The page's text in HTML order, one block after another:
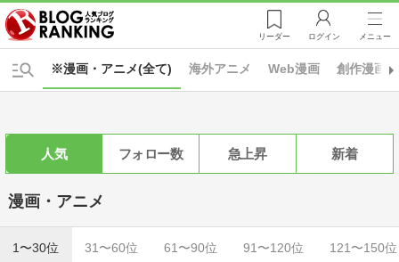
リーダー ログイン メニュー
※漫画・アニメ(全て) 海外アニメ Web漫画 創作漫画
人気 フォロー数 急上昇 新着
漫画・アニメ
1〜30位 31〜60位 61〜90位 91〜120位 121〜150位